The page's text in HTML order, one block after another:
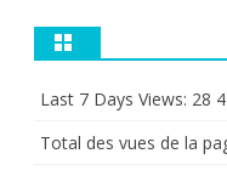
Last 7 Days Views: 28
Total des vues de la